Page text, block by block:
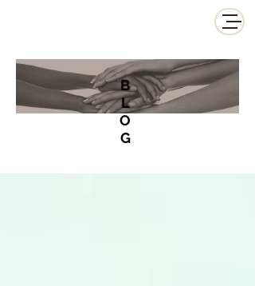
B
L
O
G